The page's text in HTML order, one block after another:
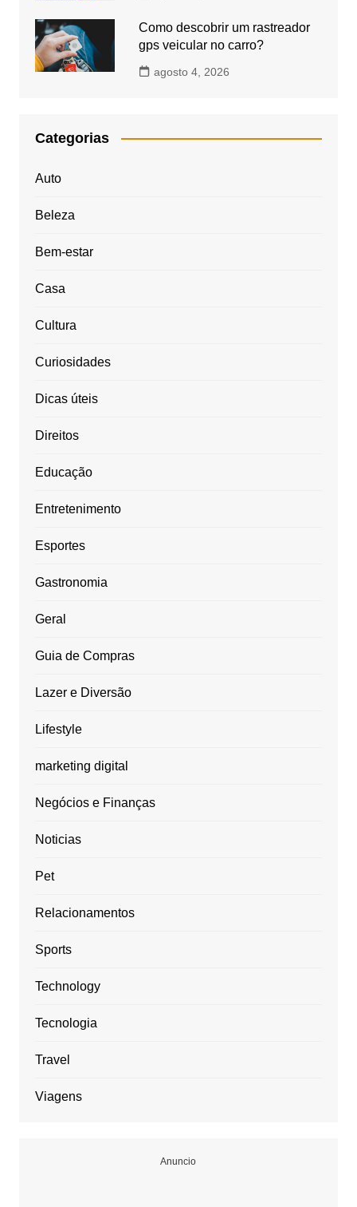
Como descobrir um rastreador
gps veicular no carro?
agosto 4, 2026
Categorias
Auto
Beleza
Bem-estar
Casa
Cultura
Curiosidades
Dicas úteis
Direitos
Educação
Entretenimento
Esportes
Gastronomia
Geral
Guia de Compras
Lazer e Diversão
Lifestyle
marketing digital
Negócios e Finanças
Noticias
Pet
Relacionamentos
Sports
Technology
Tecnologia
Travel
Viagens
Anuncio